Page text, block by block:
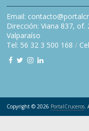
Email:
Dirección: Viana 837,
Valparaíso
Tel: 56 32 3 500 168 /
Copyright © 2026 PortalCruceros